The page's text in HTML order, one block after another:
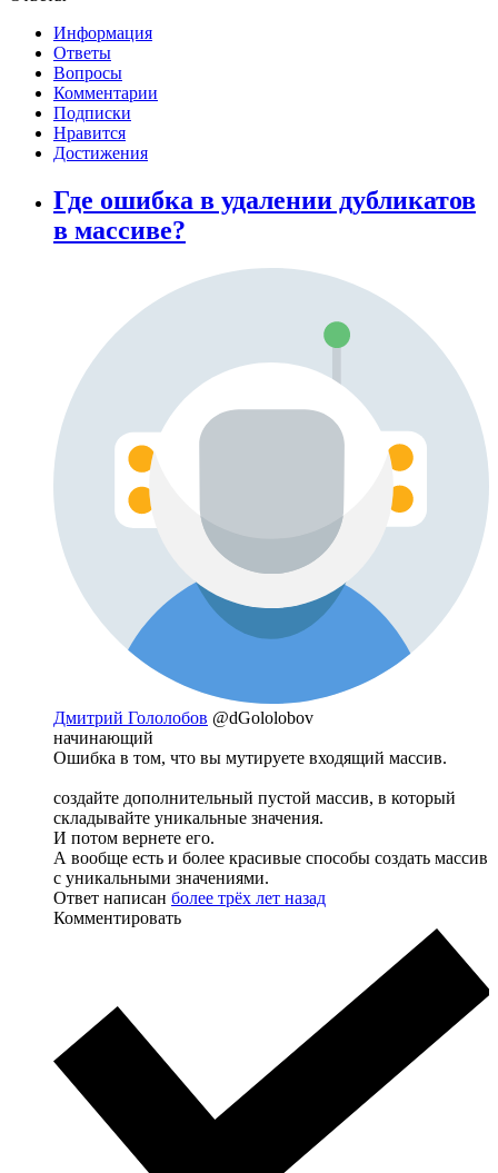
Информация
Ответы
Вопросы
Комментарии
Подписки
Нравится
Достижения
Где ошибка в удалении дубликатов
в массиве?
Дмитрий Гололобов @dGololobov
начинающий
Ошибка в том, что вы мутируете входящий массив.
создайте дополнительный пустой массив, в который
складывайте уникальные значения.
И потом вернете его.
А вообще есть и более красивые способы создать массив
с уникальными значениями.
Ответ написан более трёх лет назад
Комментировать